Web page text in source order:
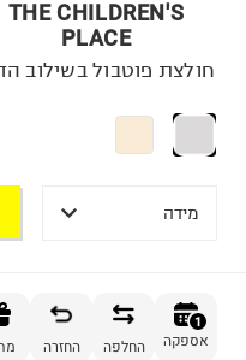
THE CHILDREN'S
PLACE
חולצת פוטבול בשילוב
מידה
1
אספקה החלפה החזרה